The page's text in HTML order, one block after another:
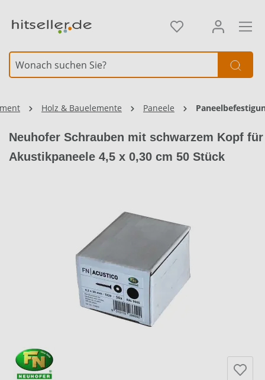
Holz & Bauelemente Paneele
Neuhofer Schrauben mit schwarzem Kopf für
Akustikpaneele 4,5 x 0,30 cm 50 Stück